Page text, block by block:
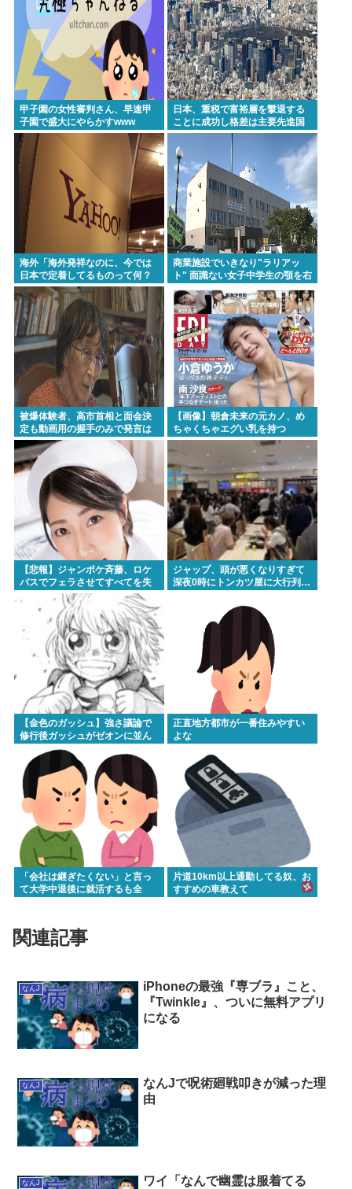
甲子園の女性審判さん、早速甲
子園で盛大にやらかすwww
日本、重税で富裕層を撃退する
ことに成功し格差は主要先進国
で最小
海外「海外発祥なのに、今では
日本で定着してるものって何？
その逆も教えて！」（海外の反
応）
商業施設でいきなり"ラリアッ
ト" 面識ない女子中学生の顎を右
腕で殴打 22歳女性を暴行容疑で
逮捕
被爆体験者、高市首相と面会決
定も動画用の握手のみで発言は
禁止www
【画像】朝倉未来の元カノ、め
ちゃくちゃエグい乳を持つ
【悲報】ジャンポケ斉藤、ロケ
バスでフェラさせてすべてを失
ジャップ、頭が悪くなりすぎて
深夜0時にトンカツ屋に大行列…
【金色のガッシュ】強さ議論で
修行後ガッシュがゼオンに並ん
だ、超えてたって意見に納得い
かないんだけど
正直地方都市が一番住みやすい
よな
「会社は継ぎたくない」と言っ
て大学中退後に就活するも全
片道10km以上通勤してる奴、お
すすめの車教えて
関連記事
なんJ
iPhoneの最強『専ブラ』こと、
『Twinkle』、ついに無料アプリ
になる
なんJ
なんJで呪術廻戦叩きが減った理
由
なんJ
ワイ「なんで幽霊は服着てる